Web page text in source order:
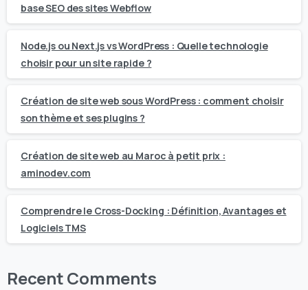
base SEO des sites Webflow
Node.js ou Next.js vs WordPress : Quelle technologie
choisir pour un site rapide ?
Création de site web sous WordPress : comment choisir
son thème et ses plugins ?
Création de site web au Maroc à petit prix :
aminodev.com
Comprendre le Cross-Docking : Définition, Avantages et
Logiciels TMS
Recent Comments